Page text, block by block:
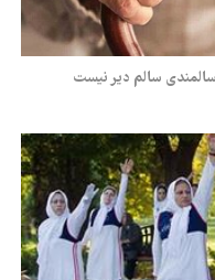
سالم دیر نیست